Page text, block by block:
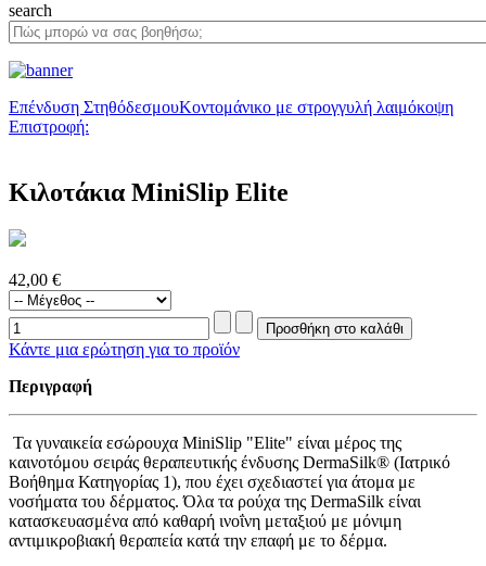
search
Επένδυση ΣτηθόδεσμουΚοντομάνικο με στρογγυλή λαιμόκοψη
Επιστροφή:
Κιλοτάκια MiniSlip Elite
42,00 €
Κάντε μια ερώτηση για το προϊόν
Περιγραφή
Τα γυναικεία εσώρουχα MiniSlip "Elite" είναι μέρος της
καινοτόμου σειράς θεραπευτικής ένδυσης DermaSilk® (Ιατρικό
Βοήθημα Κατηγορίας 1), που έχει σχεδιαστεί για άτομα με
νοσήματα του δέρματος. Όλα τα ρούχα της DermaSilk είναι
κατασκευασμένα από καθαρή ινοΐνη μεταξιού με μόνιμη
αντιμικροβιακή θεραπεία κατά την επαφή με το δέρμα.